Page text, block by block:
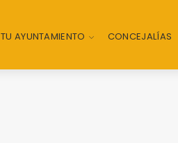
TU AYUNTAMIENTO CONCEJALÍAS